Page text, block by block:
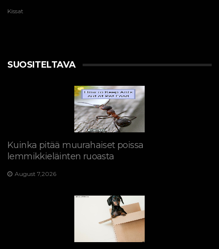
Kissat
SUOSITELTAVA
Kuinka pitää muurahaiset poissa
lemmikkieläinten ruoasta
August 7,2026